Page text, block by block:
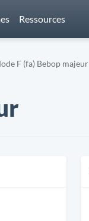
Ressources
F (fa) Bebop majeur